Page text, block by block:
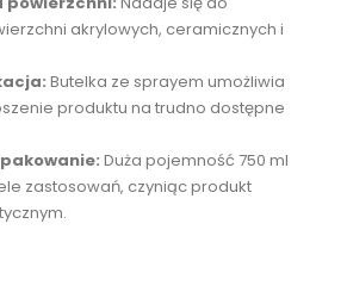
akrylowych, ceramicznych i
Butelka ze sprayem umożliwia
produktu na trudno dostępne
Duża pojemność 750 ml
zastosowań, czyniąc produkt